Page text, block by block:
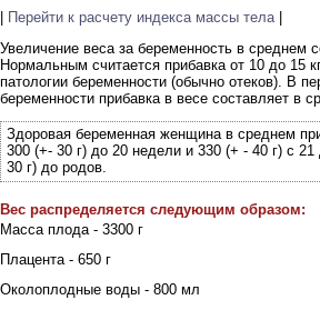
Перейти к расчету индекса массы тела|
Увеличение веса за беременность в среднем
Нормальным считается прибавка от 10 до 15
патологии беременности (обычно отеков). В
беременности прибавка в весе составляет в
Здоровая беременная женщина в среднем
300 (+- 30 г) до 20 недели и 330 (+ - 40 г) с
30 г) до родов.
Вес распределяется следующим образом:
Масса плода - 3300 г
Плацента - 650 г
Околоплодные воды - 800 мл